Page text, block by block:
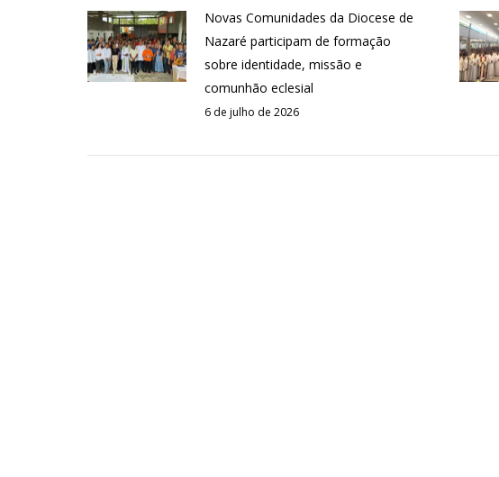
Novas Comunidades da Diocese de
Nazaré participam de formação
sobre identidade, missão e
comunhão eclesial
6 de julho de 2026